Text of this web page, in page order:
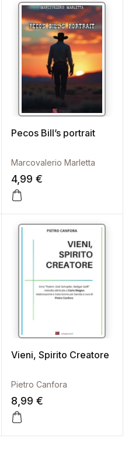
Pecos Bill’s portrait
Marcovalerio Marletta
4,99 €
Vieni, Spirito Creatore
Pietro Canfora
8,99 €